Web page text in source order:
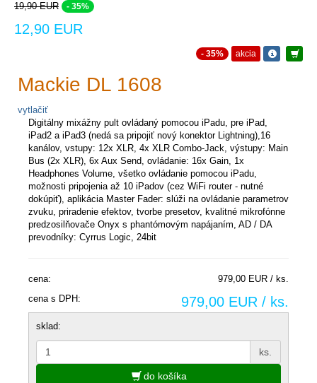
19,90 EUR - 35%
12,90 EUR
- 35% akcia
Mackie DL 1608
vytlačiť
Digitálny mixážny pult ovládaný pomocou iPadu, pre iPad,
iPad2 a iPad3 (nedá sa pripojiť nový konektor Lightning),16
kanálov, vstupy: 12x XLR, 4x XLR Combo-Jack, výstupy: Main
Bus (2x XLR), 6x Aux Send, ovládanie: 16x Gain, 1x
Headphones Volume, všetko ovládanie pomocou iPadu,
možnosti pripojenia až 10 iPadov (cez WiFi router - nutné
dokúpiť), aplikácia Master Fader: slúži na ovládanie parametrov
zvuku, priradenie efektov, tvorbe presetov, kvalitné mikrofónne
predzosilňovače Onyx s phantómovým napájaním, AD / DA
prevodníky: Cyrrus Logic, 24bit
cena:
979,00 EUR / ks.
cena s DPH:
979,00 EUR / ks.
sklad:
ks.
do košíka